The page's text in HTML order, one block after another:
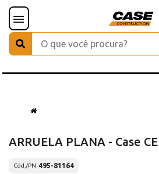
ARRUELA PLANA - Case CE
Cód./PN 495-81164